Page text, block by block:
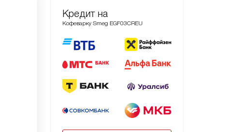
Кредит на
Кофеварку Smeg EGF03CREU